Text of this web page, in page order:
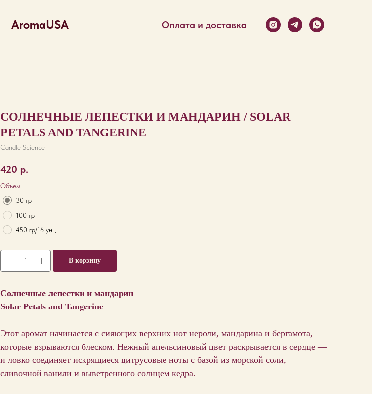
AromaUSA Оплата и доставка
СОЛНЕЧНЫЕ ЛЕПЕСТКИ И МАНДАРИН / SOLAR
PETALS AND TANGERINE
Candle Science
420 р.
Объем
30 гр
100 гр
450 гр/16 унц
В корзину
Солнечные лепестки и мандарин
Solar Petals and Tangerine
Этот аромат начинается с сияющих верхних нот нероли, мандарина и бергамота,
которые взрываются блеском. Нежный апельсиновый цвет раскрывается в сердце —
и ловко соединяет искрящиеся цитрусовые ноты с базой из морской соли,
сливочной ванили и выветренного солнцем кедра.